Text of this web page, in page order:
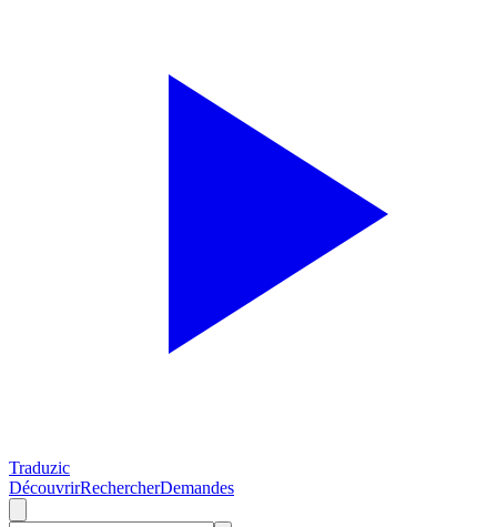
Traduzic
DécouvrirRechercherDemandes